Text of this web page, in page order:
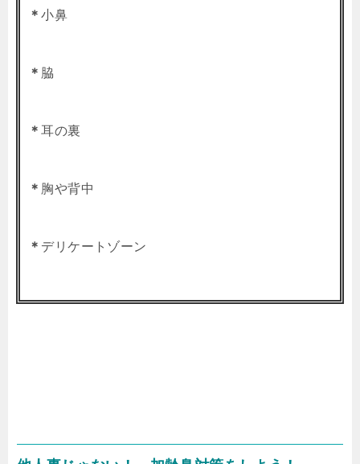
＊小鼻
＊ 脇
＊耳の裏
＊ 胸や背中
＊ デリケートゾーン